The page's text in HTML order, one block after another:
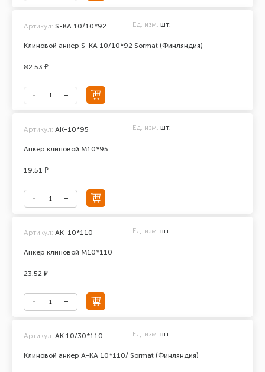
Клиновой анкер S-KA 10/10*92 Sormat (Финляндия)
Артикул: S-KA 10/10*92 Ед. изм. шт.
82.53 ₽
Анкер клиновой М10*95
Артикул: АК-10*95 Ед. изм. шт.
19.51 ₽
Анкер клиновой М10*110
Артикул: АК-10*110 Ед. изм. шт.
23.52 ₽
Клиновой анкер A-KA 10*110/ Sormat (Финляндия)
Артикул: AK 10/30*110 Ед. изм. шт.